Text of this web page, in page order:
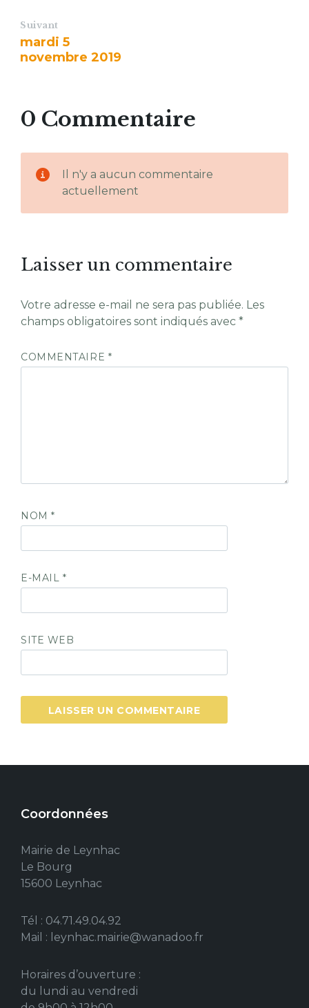
Suivant
mardi 5
novembre 2019
0 Commentaire
Il n'y a aucun commentaire
actuellement
Laisser un commentaire
Votre adresse e-mail ne sera pas publiée. Les
champs obligatoires sont indiqués avec *
COMMENTAIRE *
NOM*
E-MAIL *
SITE WEB
Coordonnées
Mairie de Leynhac
Le Bourg
15600 Leynhac
Tél : 04.71.49.04.92
Mail : leynhac.mairie@wanadoo.fr
Horaires d’ouverture :
du lundi au vendredi